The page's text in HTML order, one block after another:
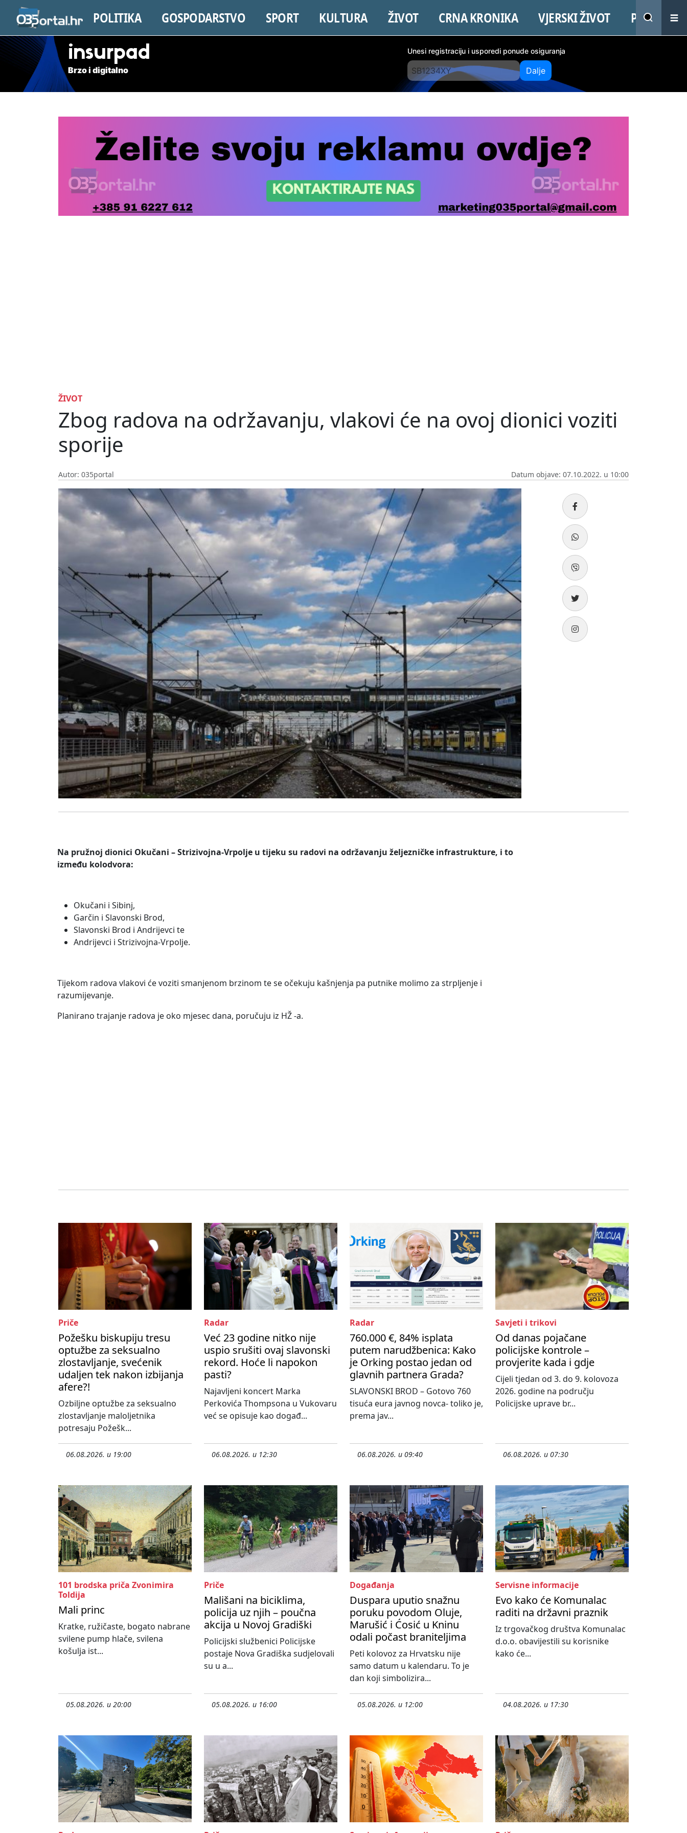
POLITIKA GOSPODARSTVO SPORT KULTURA ŽIVOT CRNA KRONIKA VJERSKI ŽIVOT PROMO
insurpad
Brzo i digitalno
Unesi registraciju i usporedi ponude osiguranja
Dalje
ŽIVOT
Zbog radova na održavanju, vlakovi će na ovoj dionici voziti
sporije
Autor: 035portal Datum objave: 07.10.2022. u 10:00
Na pružnoj dionici Okučani – Strizivojna-Vrpolje u tijeku su radovi na održavanju željezničke infrastrukture, i to
između kolodvora:
Okučani i Sibinj,
Garčin i Slavonski Brod,
Slavonski Brod i Andrijevci te
Andrijevci i Strizivojna-Vrpolje.
Tijekom radova vlakovi će voziti smanjenom brzinom te se očekuju kašnjenja pa putnike molimo za strpljenje i
razumijevanje.
Planirano trajanje radova je oko mjesec dana, poručuju iz HŽ -a.
Priče
Požešku biskupiju tresu
optužbe za seksualno
zlostavljanje, svećenik
udaljen tek nakon izbijanja
afere?!
Ozbiljne optužbe za seksualno
zlostavljanje maloljetnika
potresaju Požešk...
06.08.2026. u 19:00
Radar
Već 23 godine nitko nije
uspio srušiti ovaj slavonski
rekord. Hoće li napokon
pasti?
Najavljeni koncert Marka
Perkovića Thompsona u Vukovaru
već se opisuje kao događ...
06.08.2026. u 12:30
Radar
760.000 €, 84% isplata
putem narudžbenica: Kako
je Orking postao jedan od
glavnih partnera Grada?
SLAVONSKI BROD – Gotovo 760
tisuća eura javnog novca- toliko je,
prema jav...
06.08.2026. u 09:40
Savjeti i trikovi
Od danas pojačane
policijske kontrole –
provjerite kada i gdje
Cijeli tjedan od 3. do 9. kolovoza
2026. godine na području
Policijske uprave br...
06.08.2026. u 07:30
101 brodska priča Zvonimira
Toldija
Mali princ
Kratke, ružičaste, bogato nabrane
svilene pump hlače, svilena
košulja ist...
05.08.2026. u 20:00
Priče
Mališani na biciklima,
policija uz njih – poučna
akcija u Novoj Gradiški
Policijski službenici Policijske
postaje Nova Gradiška sudjelovali
su u a...
05.08.2026. u 16:00
Događanja
Duspara uputio snažnu
poruku povodom Oluje,
Marušić i Ćosić u Kninu
odali počast braniteljima
Peti kolovoz za Hrvatsku nije
samo datum u kalendaru. To je
dan koji simbolizira...
05.08.2026. u 12:00
Servisne informacije
Evo kako će Komunalac
raditi na državni praznik
Iz trgovačkog društva Komunalac
d.o.o. obavijestili su korisnike
kako će...
04.08.2026. u 17:30